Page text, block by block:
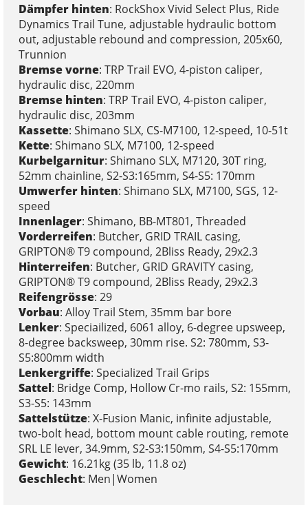
Dämpfer hinten: RockShox Vivid Select Plus, Ride
Dynamics Trail Tune, adjustable hydraulic bottom
out, adjustable rebound and compression, 205x60,
Trunnion
Bremse vorne: TRP Trail EVO, 4-piston caliper,
hydraulic disc, 220mm
Bremse hinten: TRP Trail EVO, 4-piston caliper,
hydraulic disc, 203mm
Kassette: Shimano SLX, CS-M7100, 12-speed, 10-51t
Kette: Shimano SLX, M7100, 12-speed
Kurbelgarnitur: Shimano SLX, M7120, 30T ring,
52mm chainline, S2-S3:165mm, S4-S5: 170mm
Umwerfer hinten: Shimano SLX, M7100, SGS, 12-
speed
Innenlager: Shimano, BB-MT801, Threaded
Vorderreifen: Butcher, GRID TRAIL casing,
GRIPTON® T9 compound, 2Bliss Ready, 29x2.3
Hinterreifen: Butcher, GRID GRAVITY casing,
GRIPTON® T9 compound, 2Bliss Ready, 29x2.3
Reifengrösse: 29
Vorbau: Alloy Trail Stem, 35mm bar bore
Lenker: Speciailized, 6061 alloy, 6-degree upsweep,
8-degree backsweep, 30mm rise. S2: 780mm, S3-
S5:800mm width
Lenkergriffe: Specialized Trail Grips
Sattel: Bridge Comp, Hollow Cr-mo rails, S2: 155mm,
S3-S5: 143mm
Sattelstütze: X-Fusion Manic, infinite adjustable,
two-bolt head, bottom mount cable routing, remote
SRL LE lever, 34.9mm, S2-S3:150mm, S4-S5:170mm
Gewicht: 16.21kg (35 lb, 11.8 oz)
Geschlecht: Men|Women